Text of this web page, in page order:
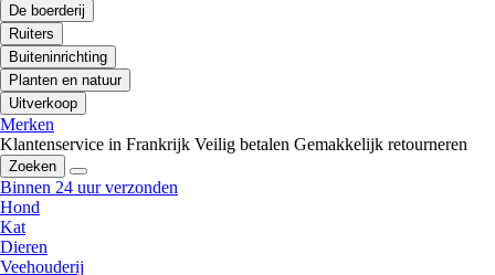
De boerderij
Ruiters
Buiteninrichting
Planten en natuur
Uitverkoop
Merken
Klantenservice in Frankrijk Veilig betalen Gemakkelijk retourneren
Zoeken
Binnen 24 uur verzonden
Hond
Kat
Dieren
Veehouderij